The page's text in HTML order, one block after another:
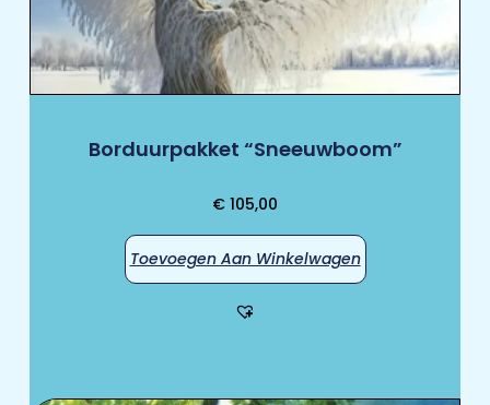
Borduurpakket “Sneeuwboom”
€ 105,00
Toevoegen Aan Winkelwagen